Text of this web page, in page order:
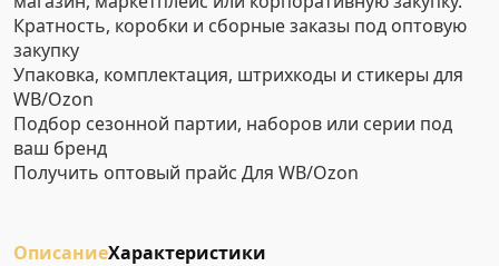
Кратность, коробки и сборные заказы под оптовую
закупку
Упаковка, комплектация, штрихкоды и стикеры для
WB/Ozon
Подбор сезонной партии, наборов или серии под
ваш бренд
Получить оптовый прайс Для WB/Ozon
ОписаниеХарактеристики